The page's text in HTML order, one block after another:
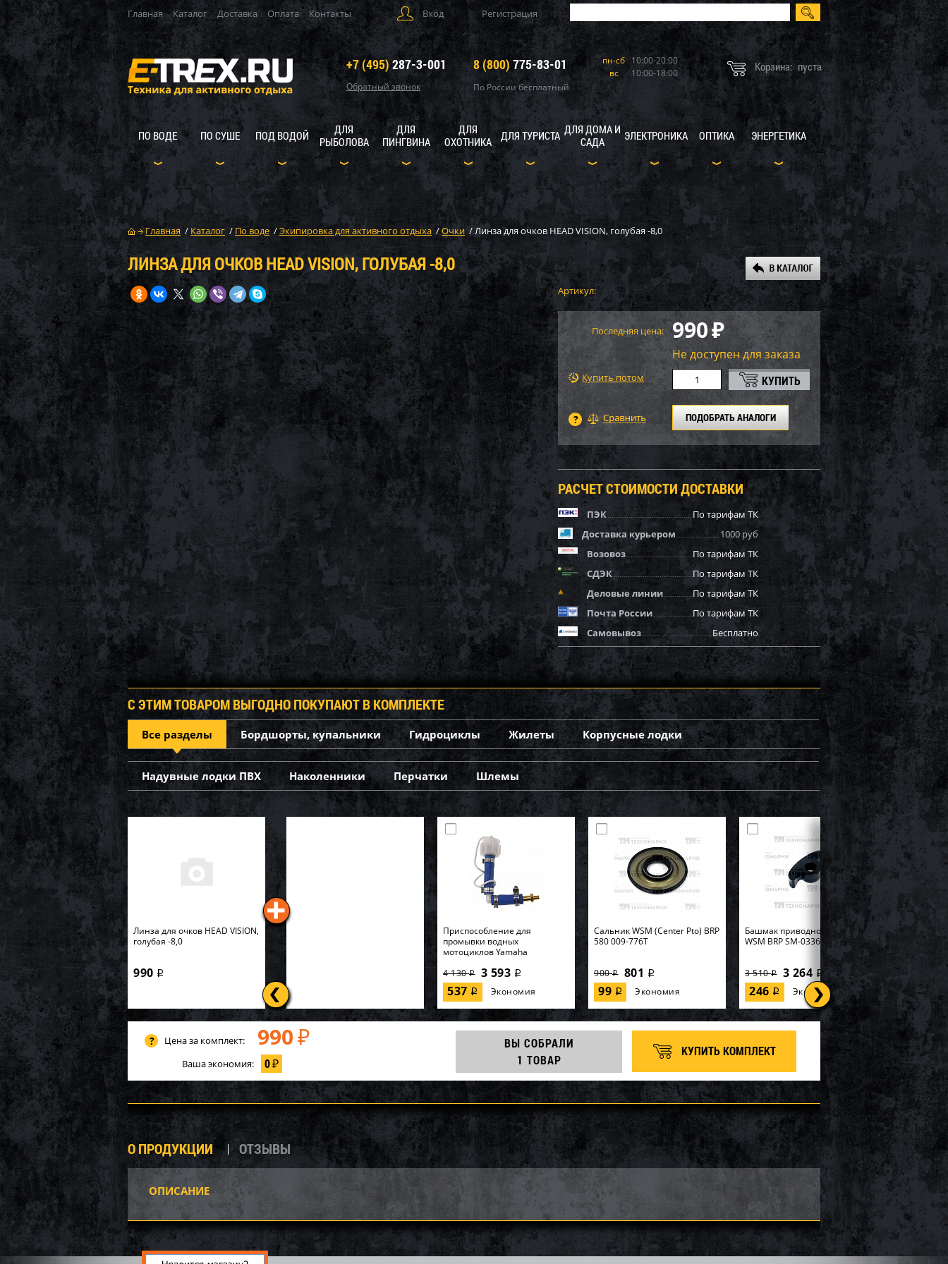
Главная Каталог Доставка Оплата Контакты Вход Регистрация
+7 (495) 287-3-001
Обратный звонок
8 (800) 775-83-01
По России бесплатный
пн-сб 10:00-20:00
вс
10:00-18:00 Корзина: пуста
ПО ВОДЕ ПО СУШЕ ПОД ВОДОЙ
ДЛЯ
РЫБОЛОВА
ДЛЯ
ПИНГВИНА
ДЛЯ
ОХОТНИКА
ДЛЯ ТУРИСТА ДЛЯ ДОМА И
САДА
ЭЛЕКТРОНИКА ОПТИКА ЭНЕРГЕТИКА
Главная / Каталог / По воде /Экипировка для активного отдыха /Очки /Линза для очков HEAD VISION, голубая -8,0
ЛИНЗА ДЛЯ ОЧКОВ HEAD VISION, ГОЛУБАЯ -8,0
Артикул:
Последняя цена: 990₽
Не доступен для заказа
Купить потом
ПОДОБРАТЬ АНАЛОГИ
РАСЧЕТ СТОИМОСТИ ДОСТАВКИ
ПЭК
По тарифам ТК
Доставка курьером
1000 руб
Возовоз
По тарифам ТК
СДЭК
По тарифам ТК
Деловые линии
По тарифам ТК
Почта России
По тарифам ТК
Самовывоз
Бесплатно
С ЭТИМ ТОВАРОМ ВЫГОДНО ПОКУПАЮТ В КОМПЛЕКТЕ
Все разделы Бордшорты, купальники Гидроциклы Жилеты Корпусные лодки
Надувные лодки ПВХ Наколенники Перчатки Шлемы
Линза для очков HEAD VISION,
голубая -8,0
990 i
Приспособление для
промывки водных
мотоциклов Yamaha
4 130i 3 593 i
537 i Экономия
Cальник WSM (Center Pto) BRP
580 009-776T
900i 801 i
99 i Экономия
Башмак приводной цепи
WSM BRP SM-03361
3 510i 3 264 i
246 i Экономия
Вал импеллера WSM Yamaha
12 960 12 053
907 Экономия
Импеллер SOLAS KE-CD-09/15
26 220 24 385 i
1 835 Экономия
Импеллер SOLAS KGX-CD-
12/16
30 480 28 346i
2 134 Экономия
Импеллер SOLAS KGX-CD-
15/20
30 480 i 28 346 i
2 134 Экономия
Цена за комплект: 990 ₽
Ваша экономия: 0₽
ВЫ СОБРАЛИ
1 ТОВАР
КУПИТЬ КОМПЛЕКТ
О ПРОДУКЦИИ ОТЗЫВЫ
ОПИСАНИЕ